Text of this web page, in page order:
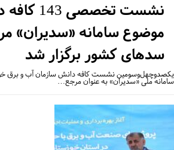
نشست تخصصی
موضوع سامانه «سدیران»
سدهای کشور برگزار شد
نشست کافه دانش سازمان آب و برق
ملی «سدیران» به عنوان مرجع…